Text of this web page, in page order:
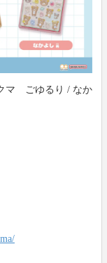
マ ごゆるり / なか